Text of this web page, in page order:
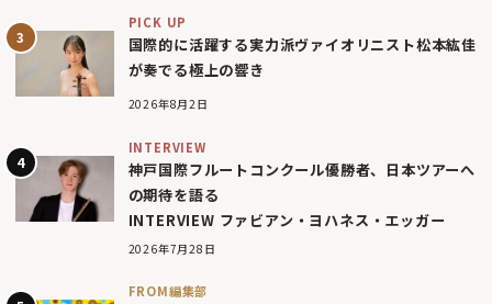
PICK UP
国際的に活躍する実力派ヴァイオリニスト松本紘佳
が奏でる極上の響き
2026年8月2日
INTERVIEW
神戸国際フルートコンクール優勝者、日本ツアーへ
の期待を語る
INTERVIEW ファビアン・ヨハネス・エッガー
2026年7月28日
FROM編集部